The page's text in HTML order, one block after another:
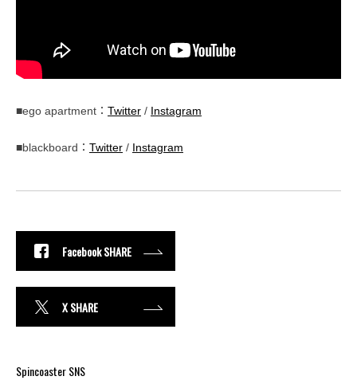
■ego apartment： Twitter / Instagram
■blackboard： Twitter / Instagram
Facebook SHARE
X SHARE
Spincoaster SNS